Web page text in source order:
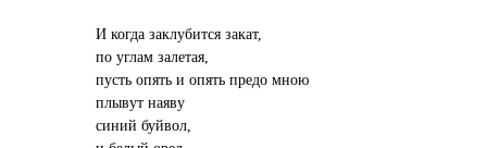
И когда заклубится закат,
по углам залетая,
пусть опять и опять предо мною
плывут наяву
синий буйвол,